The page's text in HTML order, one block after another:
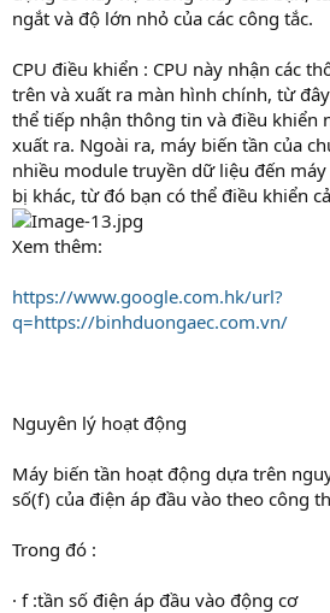
ngắt và độ lớn nhỏ của các công tắc.
CPU điều khiển : CPU này nhận các
trên và xuất ra màn hình chính, từ
thể tiếp nhận thông tin và điều khiển
xuất ra. Ngoài ra, máy biến tần của
nhiều module truyền dữ liệu đến
bị khác, từ đó bạn có thể điều khiển
Xem thêm:
https://www.google.com.hk/url?
q=https://binhduongaec.com.vn/
Nguyên lý hoạt động
Máy biến tần hoạt động dựa trên
số(f) của điện áp đầu vào theo công
Trong đó :
· f :tần số điện áp đầu vào động cơ